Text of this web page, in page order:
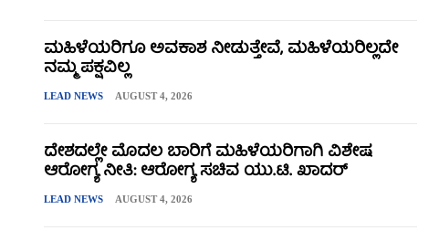
ಮಹಿಳೆಯರಿಗೂ ಅವಕಾಶ ನೀಡುತ್ತೇವೆ, ಮಹಿಳೆಯರಿಲ್ಲದೇ
ನಮ್ಮ ಪಕ್ಷವಿಲ್ಲ
LEAD NEWS AUGUST 4, 2026
ದೇಶದಲ್ಲೇ ಮೊದಲ ಬಾರಿಗೆ ಮಹಿಳೆಯರಿಗಾಗಿ ವಿಶೇಷ
ಆರೋಗ್ಯ ನೀತಿ: ಆರೋಗ್ಯ ಸಚಿವ ಯು.ಟಿ. ಖಾದರ್
LEAD NEWS AUGUST 4, 2026